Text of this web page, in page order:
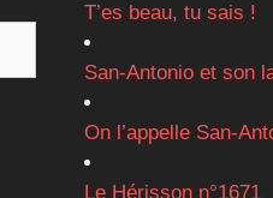
T’es beau, tu sais !
San-Antonio et son
On l’appelle San-
Le Hérisson n°1671